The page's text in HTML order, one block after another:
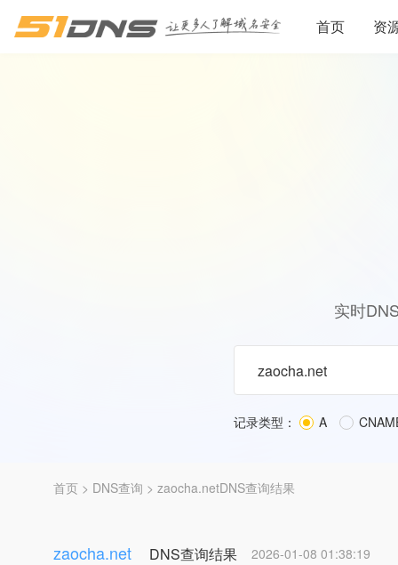
首页 资
实时
记录类型： A
首页 > DNS查询 > zaocha.netDNS查询结果
zaocha.net DNS查询结果 2026-01-08 01:38:19